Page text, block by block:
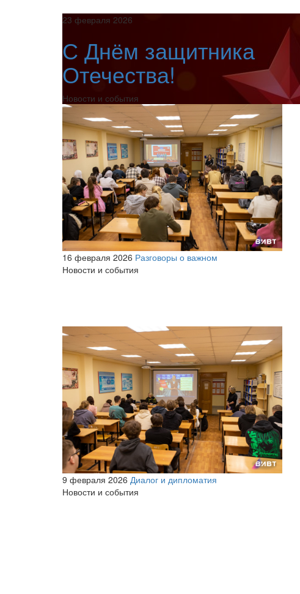
23 февраля 2026
С Днём защитника
Отечества!
Новости и события
16 февраля 2026 Разговоры о важном
Новости и события
9 февраля 2026 Диалог и дипломатия
Новости и события